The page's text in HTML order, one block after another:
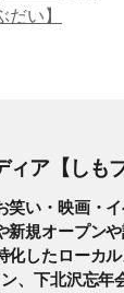
だい】
ア【しもブ
笑い・映画・
新規オープン
化したローカ
、下北沢忘年